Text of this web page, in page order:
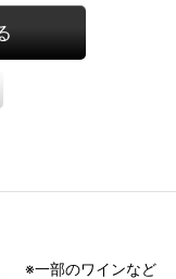
※一部のワインなど